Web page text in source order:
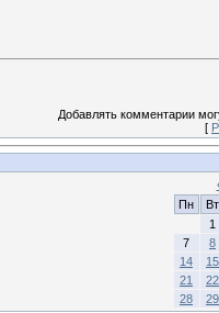
Добавлять комментарии
[
Пн
Вт
1
7
8
14
15
21
22
28
29